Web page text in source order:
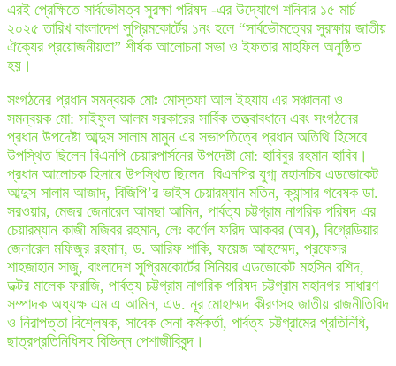
এরই প্রেক্ষিতে সার্বভৌমত্ব সুরক্ষা পরিষদ -এর উদ্যোগে শনিবার ১৫ মার্চ
২০২৫ তারিখ বাংলাদেশ সুপ্রিমকোর্টের ১নং হলে “সার্বভৌমত্বের সুরক্ষায় জাতীয়
ঐক্যের প্রয়োজনীয়তা” শীর্ষক আলোচনা সভা ও ইফতার মাহফিল অনুষ্ঠিত
হয়।
সংগঠনের প্রধান সমন্বয়ক মোঃ মোস্তফা আল ইহযায এর সঞ্চালনা ও
সমন্বয়ক মো: সাইফুল আলম সরকারের সার্বিক তত্ত্বাবধানে এবং সংগঠনের
প্রধান উপদেষ্টা আব্দুস সালাম মামুন এর সভাপতিত্বে প্রধান অতিথি হিসেবে
উপস্থিত ছিলেন বিএনপি চেয়ারপার্সনের উপদেষ্টা মো: হাবিবুর রহমান হাবিব।
প্রধান আলোচক হিসাবে উপস্থিত ছিলেন বিএনপির যুগ্ম মহাসচিব এডভোকেট
আব্দুস সালাম আজাদ, বিজিপি’র ভাইস চেয়ারম্যান মতিন, ক্যান্সার গবেষক ডা.
সরওয়ার, মেজর জেনারেল আমছা আমিন, পার্বত্য চট্টগ্রাম নাগরিক পরিষদ এর
চেয়ারম্যান কাজী মজিবর রহমান, লেঃ কর্ণেল ফরিদ আকবর (অব), বিগ্রেডিয়ার
জেনারেল মফিজুর রহমান, ড. আরিফ শাকি, ফয়েজ আহম্মেদ, প্রফেসর
শাহজাহান সাজু, বাংলাদেশ সুপ্রিমকোর্টের সিনিয়র এডভোকেট মহসিন রশিদ,
ডক্টর মালেক ফরাজি, পার্বত্য চট্টগ্রাম নাগরিক পরিষদ চট্টগ্রাম মহানগর সাধারণ
সম্পাদক অধ্যক্ষ এম এ আমিন, এড. নূর মোহাম্মদ কীরণসহ জাতীয় রাজনীতিবিদ
ও নিরাপত্তা বিশ্লেষক, সাবেক সেনা কর্মকর্তা, পার্বত্য চট্টগ্রামের প্রতিনিধি,
ছাত্রপ্রতিনিধিসহ বিভিন্ন পেশাজীবিবৃন্দ।